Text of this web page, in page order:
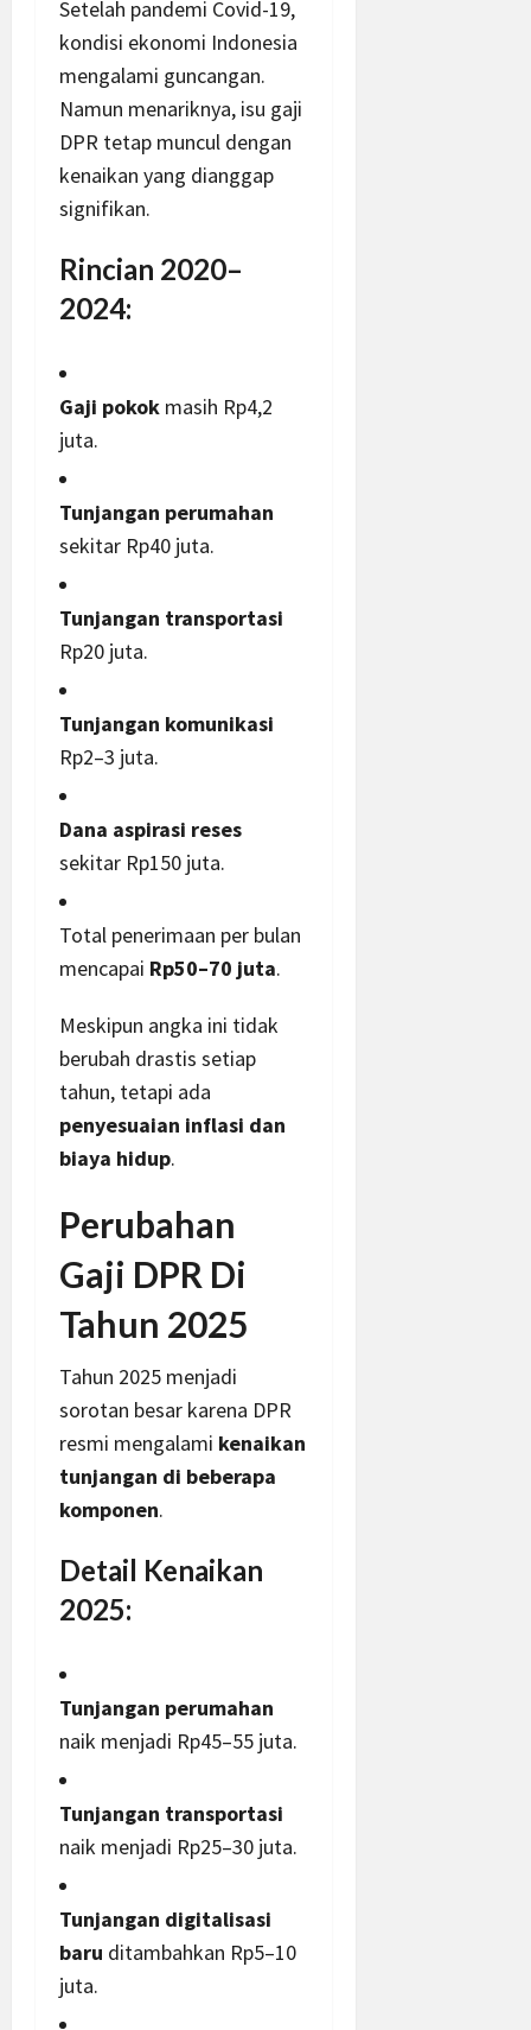
Setelah pandemi Covid-19,
kondisi ekonomi Indonesia
mengalami guncangan.
Namun menariknya, isu gaji
DPR tetap muncul dengan
kenaikan yang dianggap
signifikan.
Rincian 2020–
2024:
Gaji pokok masih Rp4,2
juta.
Tunjangan perumahan
sekitar Rp40 juta.
Tunjangan transportasi
Rp20 juta.
Tunjangan komunikasi
Rp2–3 juta.
Dana aspirasi reses
sekitar Rp150 juta.
Total penerimaan per bulan
mencapai Rp50–70 juta.
Meskipun angka ini tidak
berubah drastis setiap
tahun, tetapi ada
penyesuaian inflasi dan
biaya hidup.
Perubahan
Gaji DPR Di
Tahun 2025
Tahun 2025 menjadi
sorotan besar karena DPR
resmi mengalami kenaikan
tunjangan di beberapa
komponen.
Detail Kenaikan
2025:
Tunjangan perumahan
naik menjadi Rp45–55 juta.
Tunjangan transportasi
naik menjadi Rp25–30 juta.
Tunjangan digitalisasi
baru ditambahkan Rp5–10
juta.